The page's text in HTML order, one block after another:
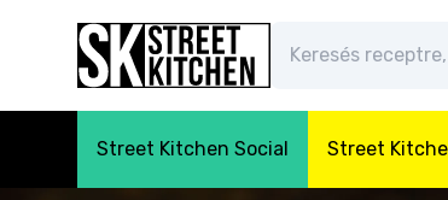
Street Kitchen Social Street